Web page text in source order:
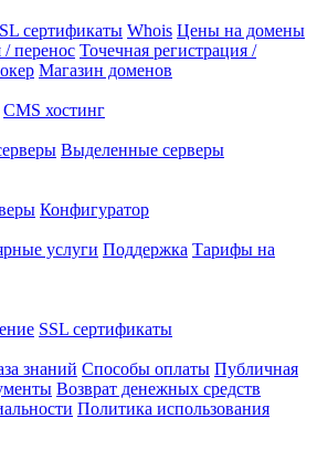
сертификаты Whois Цены на домены
/ перенос Точечная регистрация /
Магазин доменов
CMS хостинг
Выделенные серверы
Конфигуратор
услуги Поддержка Тарифы на
SSL сертификаты
знаний Способы оплаты Публичная
Возврат денежных средств
Политика использования